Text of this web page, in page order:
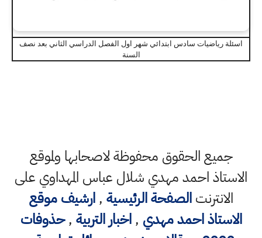
اسئلة رياضيات سادس ابتدائي شهر اول الفصل الدراسي الثاني بعد نصف
السنة
جميع الحقوق محفوظة لاصحابها ولموقع
الاستاذ احمد مهدي شلال عباس المهداوي على
الانترنتالصفحة الرئيسية ,ارشيف موقع
الاستاذ احمد مهدي ,اخبار التربية ,حذوفات